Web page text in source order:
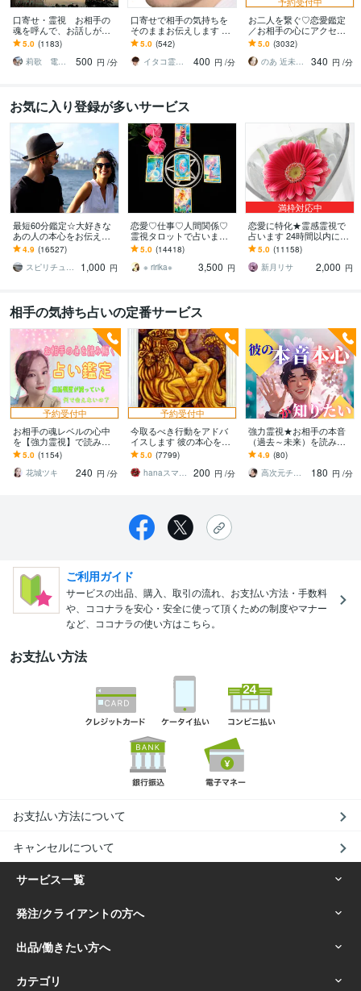
口寄せ・霊視 お相手の
魂を呼んで、お話しが出
来ます 。秘密の恋愛・復
縁・片思い・亡くなった
方・ペットと話せます。
5.0 (1183)
莉歌 電話占い 女性限定
500 円 /分
口寄せで相手の気持ちを
そのままお伝えします 現
状を把握し未来を切り開
く方法を具体的にお伝え
します
5.0 (542)
イタコ霊能者 豊珠
400 円 /分
お二人を繋ぐ♡恋愛鑑定
／お相手の心にアクセス
します お相手の温度感／
片思い／複雑／復縁／遠
距離／全世代鑑定中❣
5.0 (3032)
のあ 近未来鑑定師 TR OR LE
340 円 /分
お気に入り登録が多いサービス
最短60分鑑定☆大好きな
あの人の本心をお伝えし
ます 【詳細不要】好きな
人の本音と将来への思
い。私をどう思ってる？
4.9 (16527)
スピリチュアルカウンセラー沙耶美
1,000 円
恋愛♡仕事♡人間関係♡
霊視タロットで占います
霊視鑑定♡恋愛アドバイ
ザーとして相手の心理も
詳しく解説します
5.0 (14418)
※ ririka※
3,500 円
満枠対応中
恋愛に特化★霊感霊視で
占います 24時間以内に返
信、スピリチュアル鑑定
5.0 (11158)
新月リサ
2,000 円
相手の気持ち占いの定番サービス
予約受付中
お相手の魂レベルの心中
を【強力霊視】で読み解
きます 複雑愛・浮気・復
縁・片思い・同性愛な
ど、打つ手を考えます！
5.0 (1154)
花城ツキ
240 円 /分
予約受付中
今取るべき行動をアドバ
イスします 彼の本心を知
りたい。。彼との復縁、
音信不通に悩む方へ
5.0 (7799)
hanaスマイル
200 円 /分
強力霊視★お相手の本音
（過去～未来）を読み解
きます 片思い、彼氏、パ
ートナー、復縁★関係が
動きやすい関わり方とは
4.9 (80)
高次元チャネリング★ユキ7773
180 円 /分
ご利用ガイド
サービスの出品、購入、取引の流れ、お支払い方法・手数料
や、ココナラを安心・安全に使って頂くための制度やマナー
など、ココナラの使い方はこちら。
お支払い方法
お支払い方法について
キャンセルについて